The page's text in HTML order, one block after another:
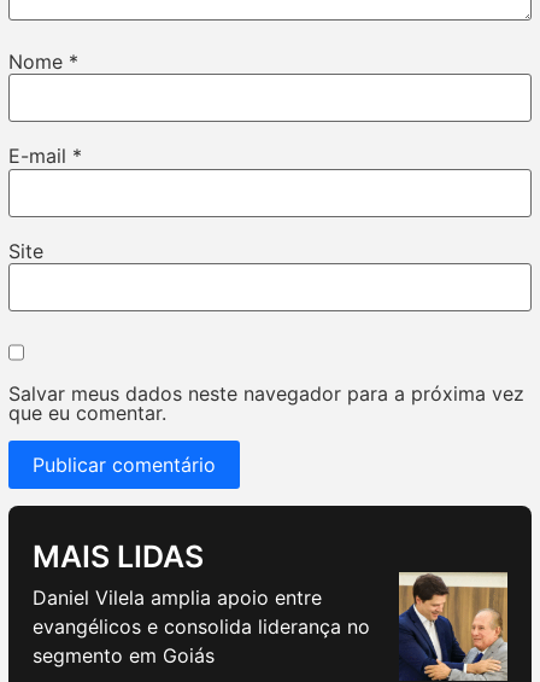
Nome *
E-mail *
Site
Salvar meus dados neste navegador para a próxima vez
que eu comentar.
MAIS LIDAS
Daniel Vilela amplia apoio entre
evangélicos e consolida liderança no
segmento em Goiás